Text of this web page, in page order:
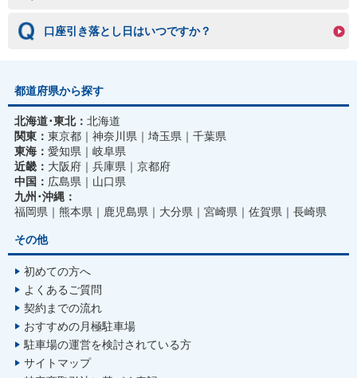
口座引き落とし日はいつですか？
都道府県から探す
北海道･東北： 北海道
関東： 東京都 神奈川県 埼玉県
千葉県
東海： 愛知県
岐阜県
近畿： 大阪府 兵庫県
京都府
中国： 広島県
山口県
九州･沖縄：
福岡県
熊本県 鹿児島県 大分県 宮崎県 佐賀県
長崎県
その他
初めての方へ
よくあるご質問
契約までの流れ
おすすめの月極駐車場
駐車場の運営を検討されている方
サイトマップ